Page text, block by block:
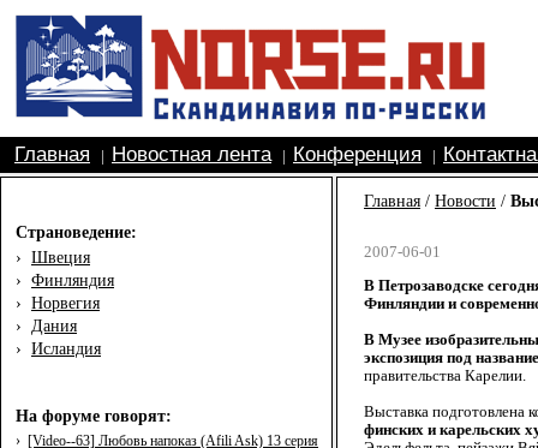
Главная Новостная лента| Конференция
Страноведение:
› Швеция
› Финляндия
› Норвегия
› Дания
› Исландия
На форуме говорят:
› [Video--63] Любовь напоказ (Afili Ask) 13 серия
Главная / Новости /
2007-06-01
В Петрозаводске
Финляндии и
В Музее
экспозиция под
правительства Карелии.
Выставка подготовлена
финских и карельских